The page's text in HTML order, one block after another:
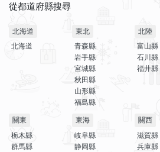
從都道府縣搜尋
北海道
北海道
東北
青森縣
岩手縣
宮城縣
秋田縣
山形縣
福島縣
北陸
富山縣
石川縣
福井縣
關東
栃木縣
群馬縣
東海
岐阜縣
静岡縣
關西
滋賀縣
兵庫縣